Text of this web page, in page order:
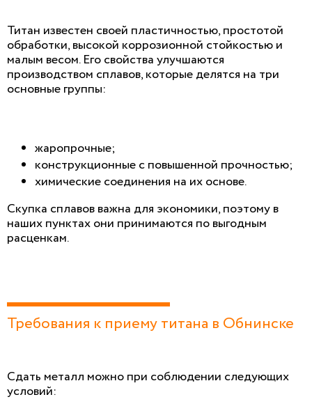
Титан известен своей пластичностью, простотой
обработки, высокой коррозионной стойкостью и
малым весом. Его свойства улучшаются
производством сплавов, которые делятся на три
основные группы:
жаропрочные;
конструкционные с повышенной прочностью;
химические соединения на их основе.
Скупка сплавов важна для экономики, поэтому в
наших пунктах они принимаются по выгодным
расценкам.
Требования к приему титана в Обнинске
Сдать металл можно при соблюдении следующих
условий: